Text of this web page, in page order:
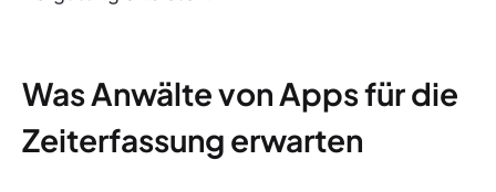
Was Anwälte von Apps für die
Zeiterfassung erwarten